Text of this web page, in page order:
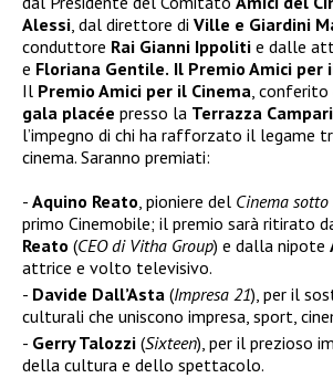
Alessi, dal direttore di Ville e Giardini
conduttore Rai Gianni Ippoliti e dalle
e Floriana Gentile. Il Premio Amici per
Il Premio Amici per il Cinema,
gala placée presso la Terrazza Campari
l’impegno di chi ha rafforzato il legame
cinema. Saranno premiati:
Aquino Reato, pioniere del Cinema
primo Cinemobile; il premio sarà ritirato
Reato (CEO di Vitha Group) e dalla nipote
attrice e volto televisivo.
Davide Dall’Asta (Impresa 21), per il
culturali che uniscono impresa, sport,
Gerry Talozzi (Sixteen), per il prezioso
della cultura e dello spettacolo.